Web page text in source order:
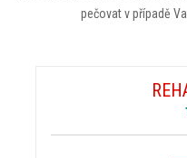
pečovat v případě